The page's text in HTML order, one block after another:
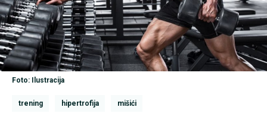
Foto: Ilustracija
trening hipertrofija mišići